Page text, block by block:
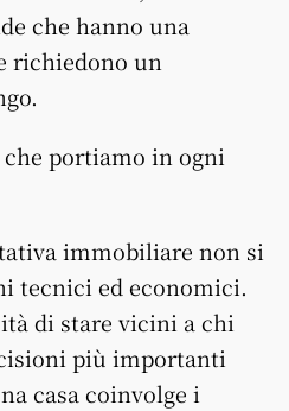
che hanno una
richiedono un
portiamo in ogni
immobiliare non si
tecnici ed economici.
di stare vicini a chi
più importanti
casa coinvolge i